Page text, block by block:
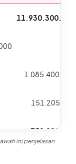
11.930.300.000
1.085.400.000
151.205.060
750.000.000
ini penjelasan